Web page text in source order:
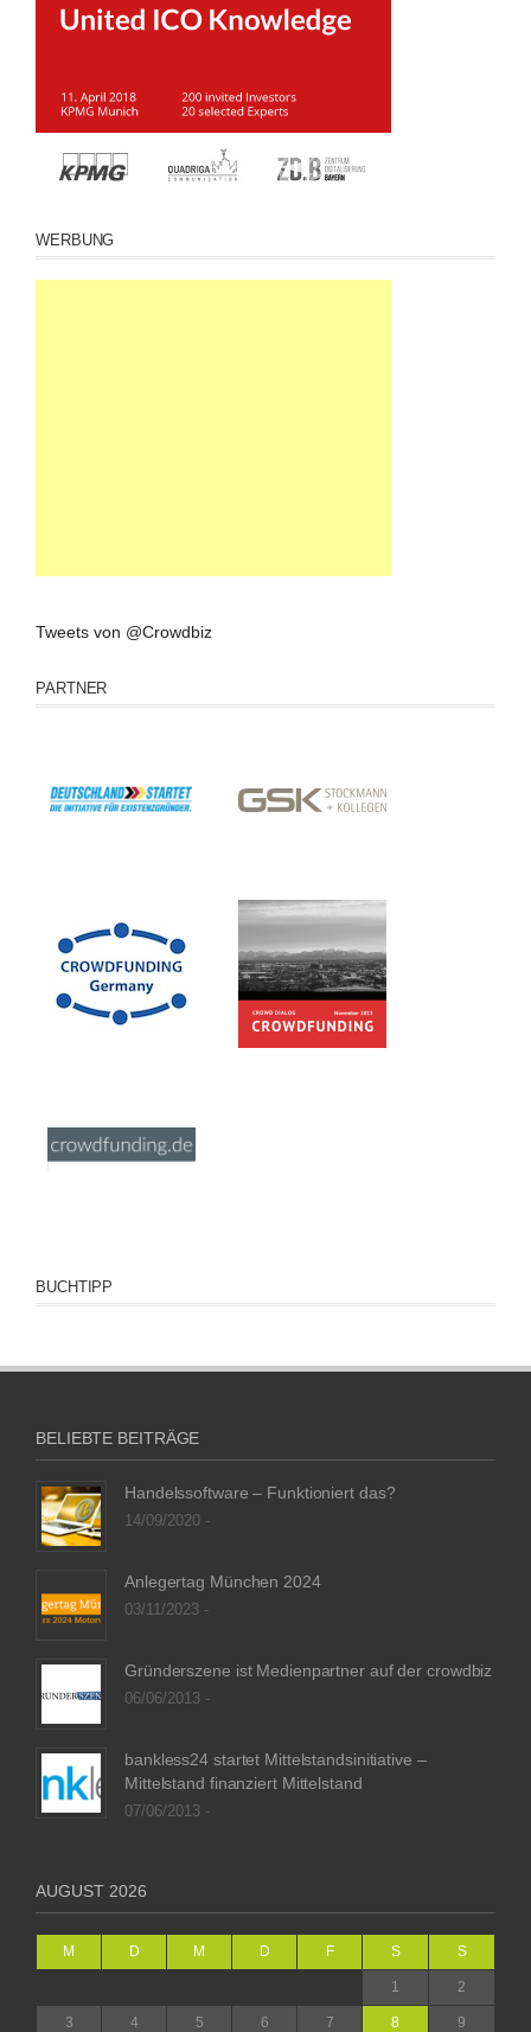
WERBUNG
Tweets von @Crowdbiz
PARTNER
BUCHTIPP
BELIEBTE BEITRÄGE
Handelssoftware – Funktioniert das?
14/09/2020 -
Anlegertag München 2024
03/11/2023 -
Gründerszene ist Medienpartner auf der crowdbiz
06/06/2013 -
bankless24 startet Mittelstandsinitiative –
Mittelstand finanziert Mittelstand
07/06/2013 -
AUGUST 2026
M D M D F S S
1 2
3 4 5 6 7 8 9